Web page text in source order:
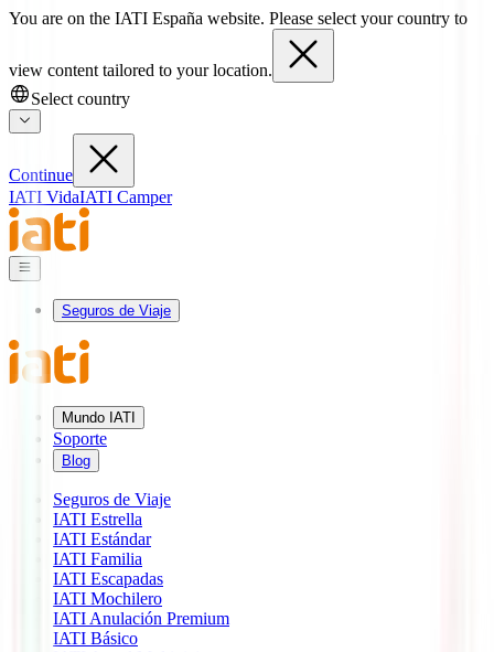
You are on the IATI España website. Please select your country to
view content tailored to your location.
Select country
Continue
IATI VidaIATI Camper
Seguros de Viaje
Mundo IATI
Soporte
Blog
Seguros de Viaje
IATI Estrella
IATI Estándar
IATI Familia
IATI Escapadas
IATI Mochilero
IATI Anulación Premium
IATI Básico